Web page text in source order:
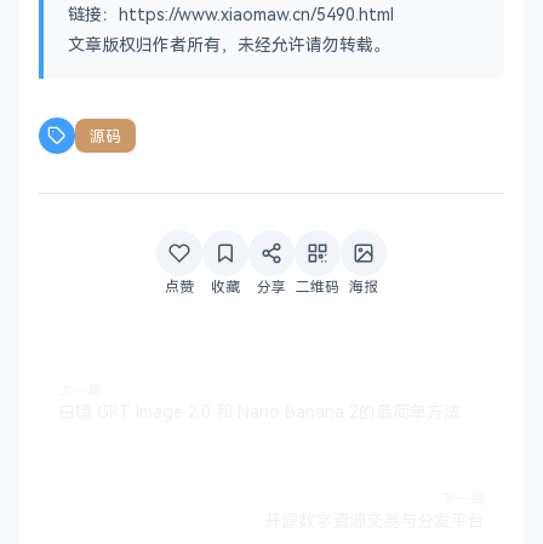
链接：https://www.xiaomaw.cn/5490.html
文章版权归作者所有，未经允许请勿转载。
源码
点赞 收藏 分享 二维码 海报